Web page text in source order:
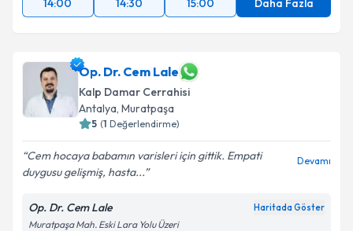
14:00
14:30 15:00 Daha Fazla
Op. Dr. Cem Lale
Kalp Damar Cerrahisi
Antalya, Muratpaşa
5 (1 Değerlendirme)
Cem hocaya babamın varisleri için gittik. Empati
duygusu gelişmiş, hasta...
Devamı
Op. Dr. Cem Lale Haritada Göster
Muratpaşa Mah. Eski Lara Yolu Üzeri